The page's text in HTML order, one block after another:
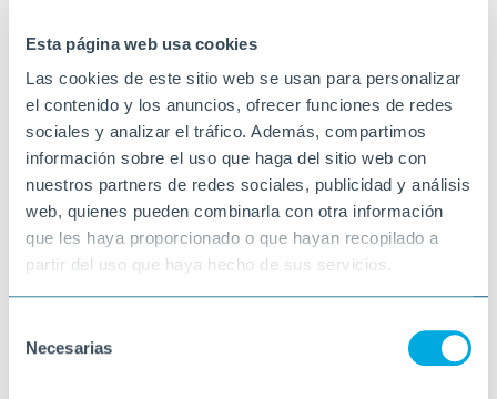
Esta página web usa cookies
Las cookies de este sitio web se usan para personalizar
el contenido y los anuncios, ofrecer funciones de redes
sociales y analizar el tráfico. Además, compartimos
información sobre el uso que haga del sitio web con
nuestros partners de redes sociales, publicidad y análisis
web, quienes pueden combinarla con otra información
que les haya proporcionado o que hayan recopilado a
partir del uso que haya hecho de sus servicios.
Necesarias